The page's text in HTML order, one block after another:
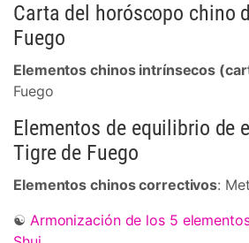
Carta del horóscopo chino
Fuego
Elementos chinos intrínsecos
Fuego
Elementos de equilibrio de
Tigre de Fuego
Elementos chinos correctivos:
☯ Armonización de los 5